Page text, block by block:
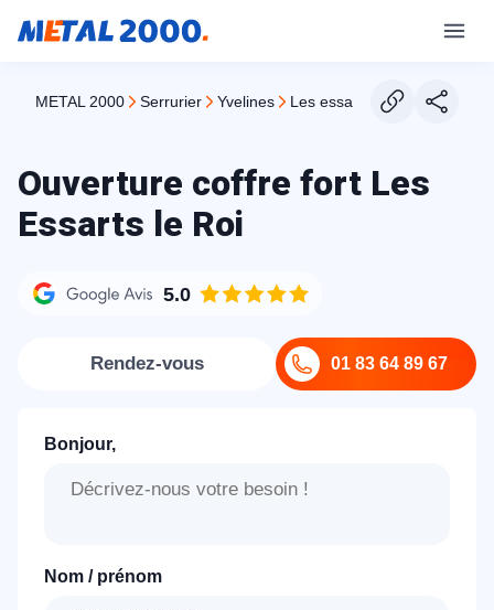
METAL 2000 serrurier yvelines les essarts le roi
Ouverture coffre fort Les
Essarts le Roi
5.0
01 83 64 89 67
Rendez-vous
Bonjour,
Nom / prénom